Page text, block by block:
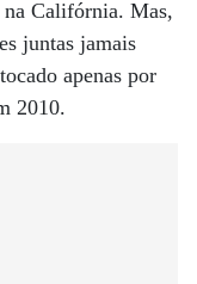
Califórnia. Mas,
juntas jamais
apenas por
2010.